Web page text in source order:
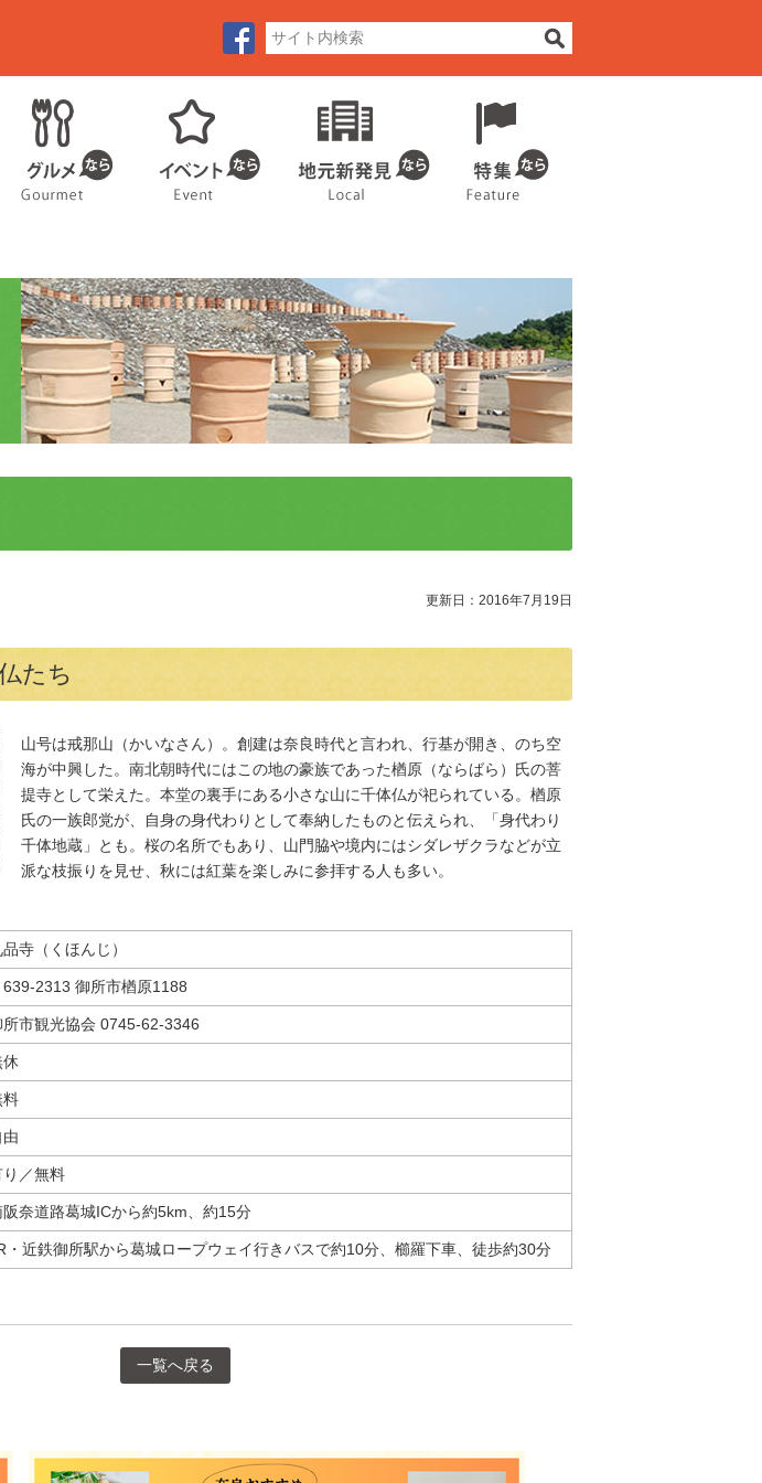
更新日：2016年7月19日
たち
山号は戒那山（かいなさん）。創建は奈良時代と言われ、行基が開き、のち空
海が中興した。南北朝時代にはこの地の豪族であった楢原（ならばら）氏の菩
提寺として栄えた。本堂の裏手にある小さな山に千体仏が祀られている。楢原
氏の一族郎党が、自身の身代わりとして奉納したものと伝えられ、「身代わり
千体地蔵」とも。桜の名所でもあり、山門脇や境内にはシダレザクラなどが立
派な枝振りを見せ、秋には紅葉を楽しみに参拝する人も多い。
品寺（くほんじ）
639-2313 御所市楢原1188
所市観光協会 0745-62-3346
休
料
由
り／無料
阪奈道路葛城ICから約5km、約15分
・近鉄御所駅から葛城ロープウェイ行きバスで約10分、櫛羅下車、徒歩約30分
一覧へ戻る